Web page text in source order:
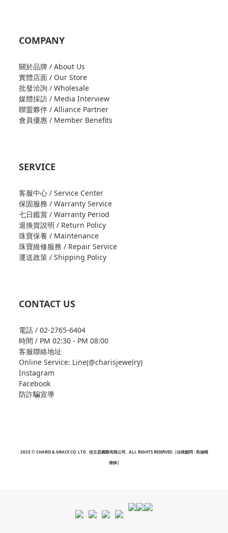
COMPANY
關於品牌 / About Us
實體店面 / Our Store
批發洽詢 / Wholesale
媒體採訪 / Media Interview
聯盟夥伴 / Alliance Partner
會員優惠 / Member Benefits
SERVICE
客服中心 / Service Center
保固服務 / Warranty Service
七日鑑賞 / Warranty Period
退換貨說明 / Return Policy
珠寶保養 / Maintenance
珠寶維修服務 / Repair Service
運送政策 / Shipping Policy
CONTACT US
電話 / 02-2765-6404
時間 / PM 02:30 - PM 08:00
客服聯絡地址
Online Service: Line(@charisjewelry)
Instagram
Facebook
防詐騙宣導
2023 © CHARIS & GRACE CO. LTD . 佳立思國際有限公司 . ALL RIGHTS RESERVED. |法律顧問 : 吳涵晴
律師|